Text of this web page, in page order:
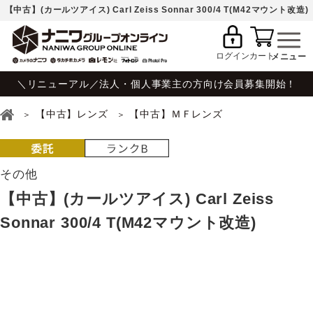
【中古】(カールツアイス) Carl Zeiss Sonnar 300/4 T(M42マウント改造)
ログインカート
＼リニューアル／法人・個人事業主の方向け会員募集開始！
【中古】レンズ 【中古】ＭＦレンズ
その他
【中古】(カールツアイス) Carl Zeiss
Sonnar 300/4 T(M42マウント改造)